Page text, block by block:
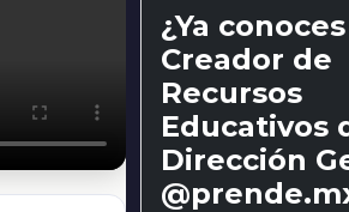
¿Ya
Creador de
Recursos
Educativos
Dirección